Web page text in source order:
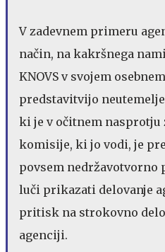
V zadevnem primeru
način, na kakršnega
KNOVS v svojem
predstavitvijo
ki je v očitnem nasprotju
komisije, ki jo vodi, je
povsem nedržavotvorno
luči prikazati delovanje
pritisk na strokovno
agenciji.